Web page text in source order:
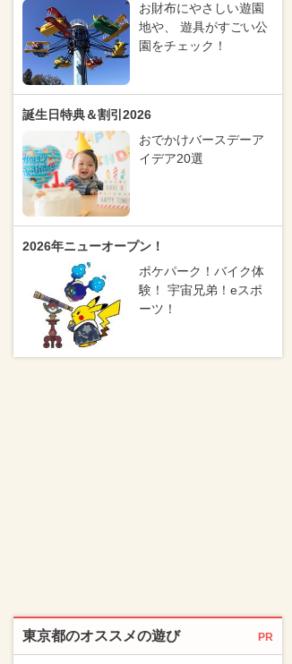
お財布にやさしい遊園
地や、 遊具がすごい公
園をチェック！
誕生日特典＆割引2026
おでかけバースデーア
イデア20選
2026年ニューオープン！
ポケパーク！バイク体
験！ 宇宙兄弟！eスポ
ーツ！
東京都のオススメの遊び PR